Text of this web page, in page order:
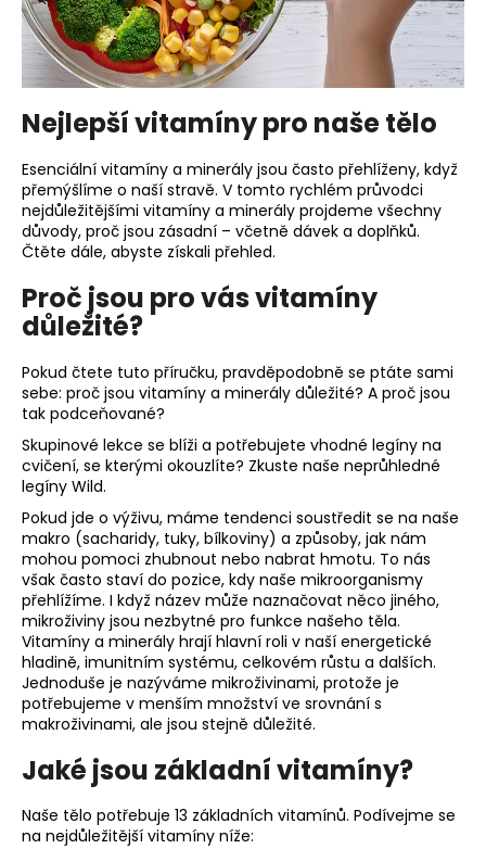
Nejlepší vitamíny pro naše tělo
Esenciální vitamíny a minerály jsou často přehlíženy, když
přemýšlíme o naší stravě. V tomto rychlém průvodci
nejdůležitějšími vitamíny a minerály projdeme všechny
důvody, proč jsou zásadní – včetně dávek a doplňků.
Čtěte dále, abyste získali přehled.
Proč jsou pro vás vitamíny
důležité?
Pokud čtete tuto příručku, pravděpodobně se ptáte sami
sebe: proč jsou vitamíny a minerály důležité? A proč jsou
tak podceňované?
Skupinové lekce se blíži a potřebujete vhodné legíny na
cvičení, se kterými okouzlíte? Zkuste naše neprůhledné
legíny Wild.
Pokud jde o výživu, máme tendenci soustředit se na naše
makro (sacharidy, tuky, bílkoviny) a způsoby, jak nám
mohou pomoci zhubnout nebo nabrat hmotu. To nás
však často staví do pozice, kdy naše mikroorganismy
přehlížíme. I když název může naznačovat něco jiného, ​​
mikroživiny jsou nezbytné pro funkce našeho těla.
Vitamíny a minerály hrají hlavní roli v naší energetické
hladině, imunitním systému, celkovém růstu a dalších.
Jednoduše je nazýváme mikroživinami, protože je
potřebujeme v menším množství ve srovnání s
makroživinami, ale jsou stejně důležité.
Jaké jsou základní vitamíny?
Naše tělo potřebuje 13 základních vitamínů. Podívejme se
na nejdůležitější vitamíny níže:
a
j
í
t
?
HLEDAT
o
p
o
r
u
č
u
j
e
m
e